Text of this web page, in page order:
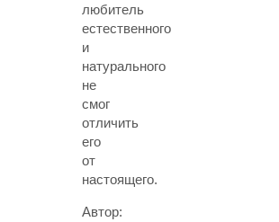
любитель
естественного
и
натурального
не
смог
отличить
его
от
настоящего.
Автор: